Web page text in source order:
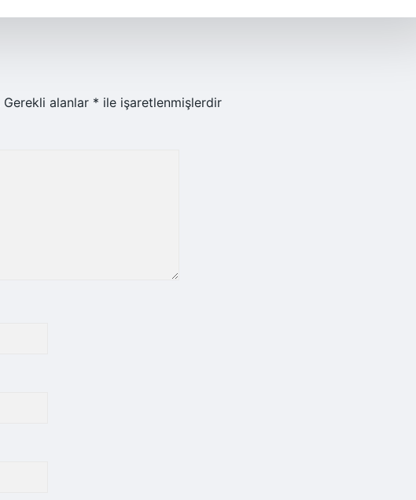
Gerekli alanlar * ile işaretlenmişlerdir